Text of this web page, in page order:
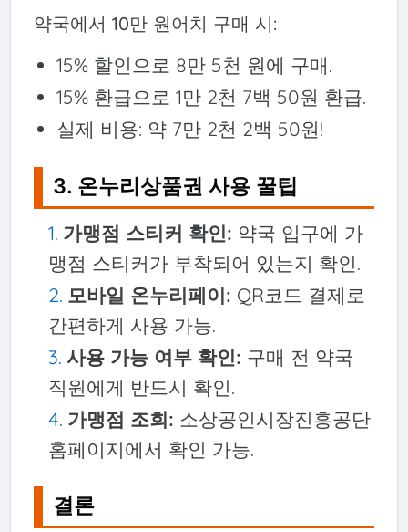
약국에서 10만 원어치 구매 시:
15% 할인으로 8만 5천 원에 구매.
15% 환급으로 1만 2천 7백 50원 환급.
실제 비용: 약 7만 2천 2백 50원!
3. 온누리상품권 사용 꿀팁
가맹점 스티커 확인: 약국 입구에 가
맹점 스티커가 부착되어 있는지 확인.
모바일 온누리페이: QR코드 결제로
간편하게 사용 가능.
사용 가능 여부 확인: 구매 전 약국
직원에게 반드시 확인.
가맹점 조회: 소상공인시장진흥공단
홈페이지에서 확인 가능.
결론